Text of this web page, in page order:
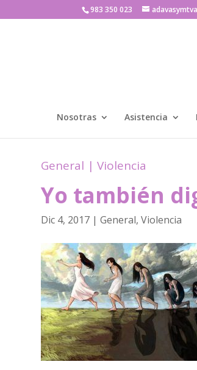
983 350 023
Nosotras Asistencia
General |Violencia
Yo también
Dic 4, 2017 |General,Violencia